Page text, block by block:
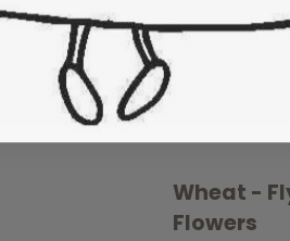
Wheat -
Flowers